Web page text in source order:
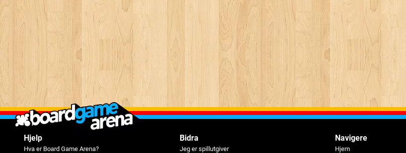
Hjelp
Hva er Board Game Arena?
Bidra
Jeg er spillutgiver
Navigere
Hjem